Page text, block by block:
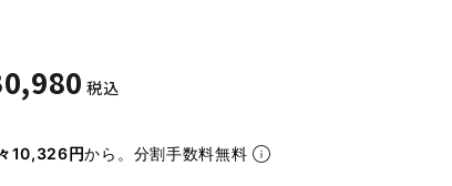
税込
10,326円から。分割手数料無料